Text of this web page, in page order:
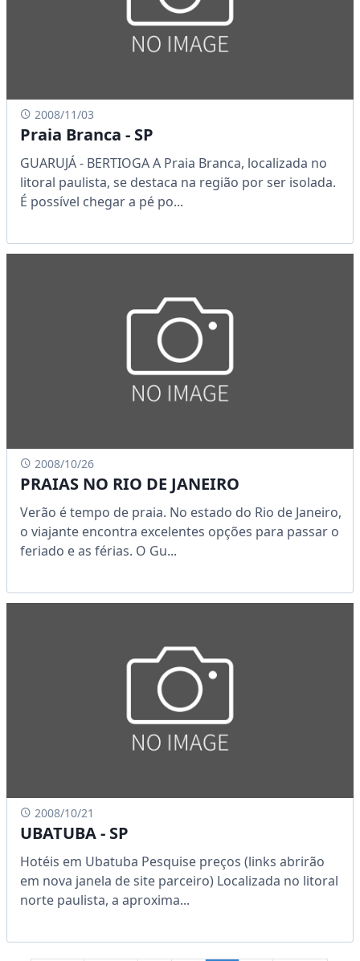
2008/11/03
Praia Branca - SP
GUARUJÁ - BERTIOGA A Praia Branca, localizada no
litoral paulista, se destaca na região por ser isolada.
É possível chegar a pé po...
2008/10/26
PRAIAS NO RIO DE JANEIRO
Verão é tempo de praia. No estado do Rio de Janeiro,
o viajante encontra excelentes opções para passar o
feriado e as férias. O Gu...
2008/10/21
UBATUBA - SP
Hotéis em Ubatuba Pesquise preços (links abrirão
em nova janela de site parceiro) Localizada no litoral
norte paulista, a aproxima...